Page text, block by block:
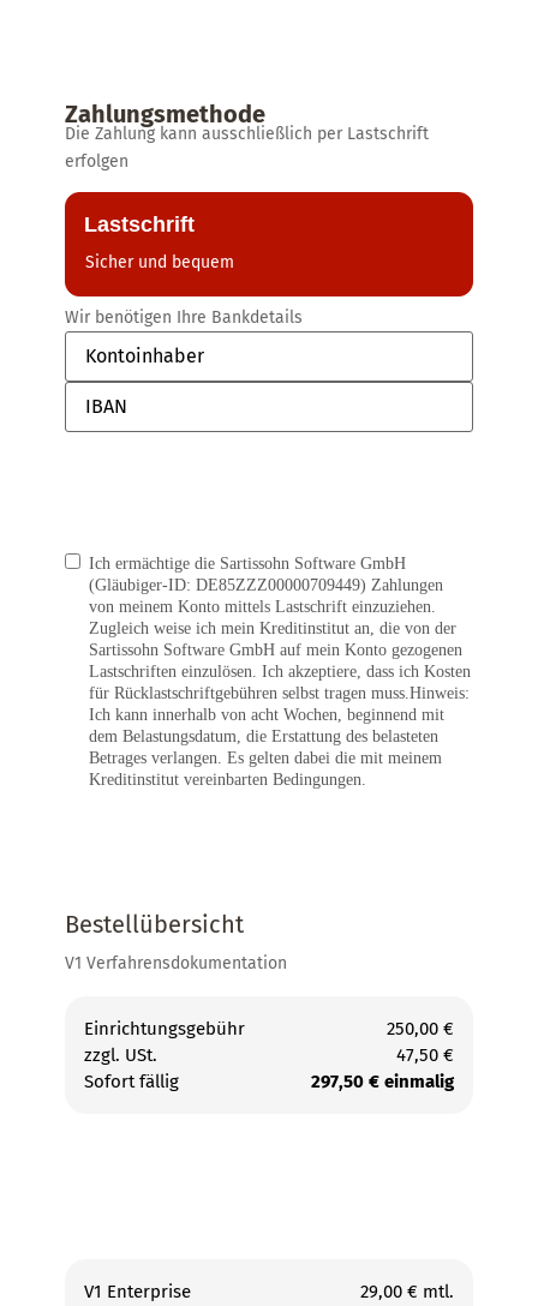
Zahlungsmethode
Die Zahlung kann ausschließlich per Lastschrift
erfolgen
Lastschrift
Sicher und bequem
Bankinformationen
Wir benötigen Ihre Bankdetails
Einwilligung in das
Lastschriftverfahren
Ich ermächtige die Sartissohn Software GmbH
(Gläubiger-ID: DE85ZZZ00000709449) Zahlungen
von meinem Konto mittels Lastschrift einzuziehen.
Zugleich weise ich mein Kreditinstitut an, die von der
Sartissohn Software GmbH auf mein Konto gezogenen
Lastschriften einzulösen. Ich akzeptiere, dass ich Kosten
für Rücklastschriftgebühren selbst tragen muss.Hinweis:
Ich kann innerhalb von acht Wochen, beginnend mit
dem Belastungsdatum, die Erstattung des belasteten
Betrages verlangen. Es gelten dabei die mit meinem
Kreditinstitut vereinbarten Bedingungen.
Bestellübersicht
V1 Verfahrensdokumentation
Einrichtungsgebühr
250,00 €
zzgl. USt.
47,50 €
Sofort fällig
297,50 € einmalig
V1 Enterprise
29,00 € mtl.